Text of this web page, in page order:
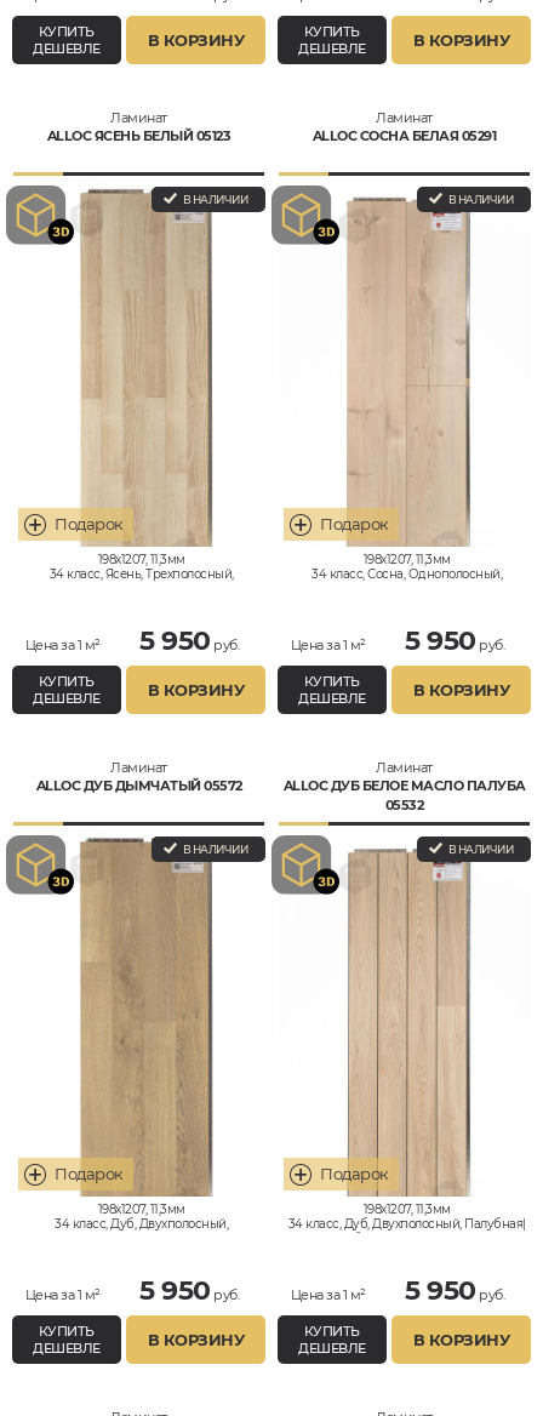
КУПИТЬ
ДЕШЕВЛЕ
В КОРЗИНУ
КУПИТЬ
ДЕШЕВЛЕ
В КОРЗИНУ
Ламинат
ALLOC ЯСЕНЬ БЕЛЫЙ 05123
В НАЛИЧИИ
198x1207, 11,3мм
34 класс, Ясень, Трехполосный,
Цена за 1 м² 5 950 руб.
КУПИТЬ
ДЕШЕВЛЕ
В КОРЗИНУ
Ламинат
ALLOC СОСНА БЕЛАЯ 05291
В НАЛИЧИИ
198x1207, 11,3мм
34 класс, Сосна, Однополосный,
Цена за 1 м² 5 950 руб.
КУПИТЬ
ДЕШЕВЛЕ
В КОРЗИНУ
Ламинат
ALLOC ДУБ ДЫМЧАТЫЙ 05572
В НАЛИЧИИ
198x1207, 11,3мм
34 класс, Дуб, Двухполосный,
Цена за 1 м² 5 950 руб.
КУПИТЬ
ДЕШЕВЛЕ
В КОРЗИНУ
Ламинат
ALLOC ДУБ БЕЛОЕ МАСЛО ПАЛУБА
05532
В НАЛИЧИИ
198x1207, 11,3мм
34 класс, Дуб, Двухполосный, Палубная|
Корабельная, Влагостойкий
Цена за 1 м² 5 950 руб.
КУПИТЬ
ДЕШЕВЛЕ
В КОРЗИНУ